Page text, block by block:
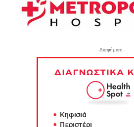
- Διαφήμιση -